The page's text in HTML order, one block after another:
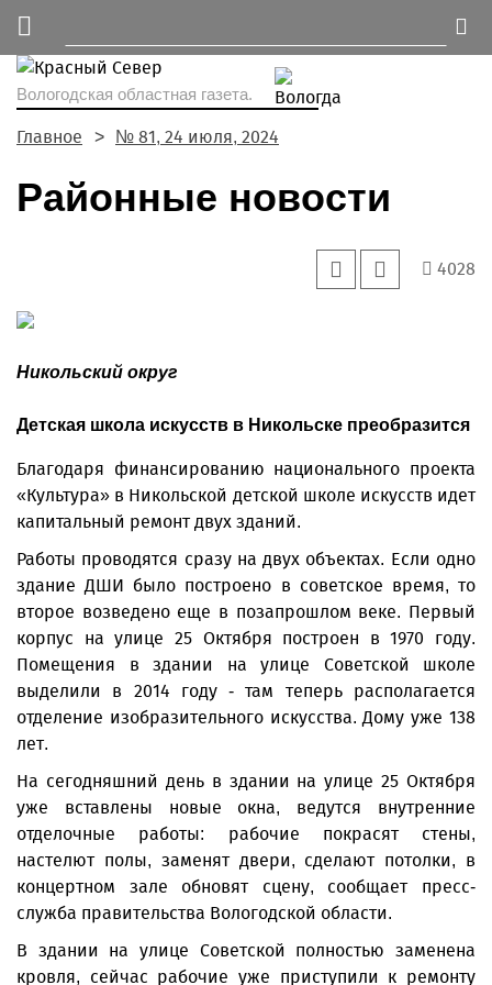
Вологодская областная газета.
Главное № 81, 24 июля, 2024
Районные новости
4028
Никольский округ
Детская школа искусств в Никольске преобразится
Благодаря финансированию национального проекта
«Культура» в Никольской детской школе искусств идет
капитальный ремонт двух зданий.
Работы проводятся сразу на двух объектах. Если одно
здание ДШИ было построено в советское время, то
второе возведено еще в позапрошлом веке. Первый
корпус на улице 25 Октября построен в 1970 году.
Помещения в здании на улице Советской школе
выделили в 2014 году - там теперь располагается
отделение изобразительного искусства. Дому уже 138
лет.
На сегодняшний день в здании на улице 25 Октября
уже вставлены новые окна, ведутся внутренние
отделочные работы: рабочие покрасят стены,
настелют полы, заменят двери, сделают потолки, в
концертном зале обновят сцену, сообщает пресс-
служба правительства Вологодской области.
В здании на улице Советской полностью заменена
кровля, сейчас рабочие уже приступили к ремонту